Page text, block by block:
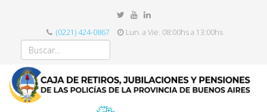
(0221) 424-0867 Lun. a Vie. 08:00hs a 13:00hs